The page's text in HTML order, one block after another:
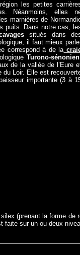
les petites
Néanmoins, elles
marnières de
puits. Dans notre cas,
situés dans
il faut mieux
correspond à de la
Turono-sénonien
de la vallée de l’Eure
Loir. Elle est
importante (3 à
(prenant la forme
faite sur un ou deux